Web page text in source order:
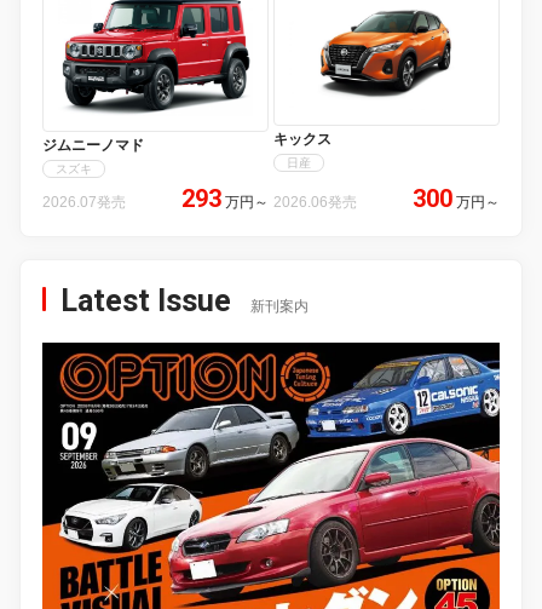
ジムニーノマド
スズキ
2026.07発売 293 万円 ～
キックス
日産
2026.06発売 300 万円 ～
Latest Issue 新刊案内